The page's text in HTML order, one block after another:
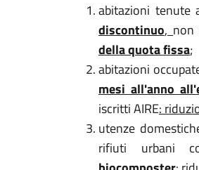
abitazioni tenute
discontinuo, non
della quota fissa;
abitazioni
mesi all'anno
iscritti AIRE:
utenze
rifiuti urbani